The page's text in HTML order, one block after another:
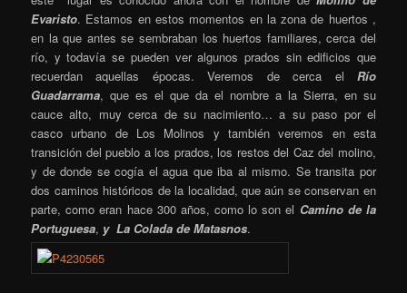
Evaristo. Estamos en estos momentos en la zona de huertos ,
en la que antes se sembraban los huertos familiares, cerca del
río, y todavía se pueden ver algunos prados sin edificios que
recuerdan aquellas épocas. Veremos de cerca el Río
Guadarrama, que es el que da el nombre a la Sierra, en su
cauce alto, muy cerca de su nacimiento… a su paso por el
casco urbano de Los Molinos y también veremos en esta
transición del pueblo a los prados, los restos del Caz del molino,
y de donde se cogía el agua que iba al mismo. Se transita por
dos caminos históricos de la localidad, que aún se conservan en
parte, como eran hace 300 años, como lo son el Camino de la
Portuguesa, y La Colada de Matasnos.